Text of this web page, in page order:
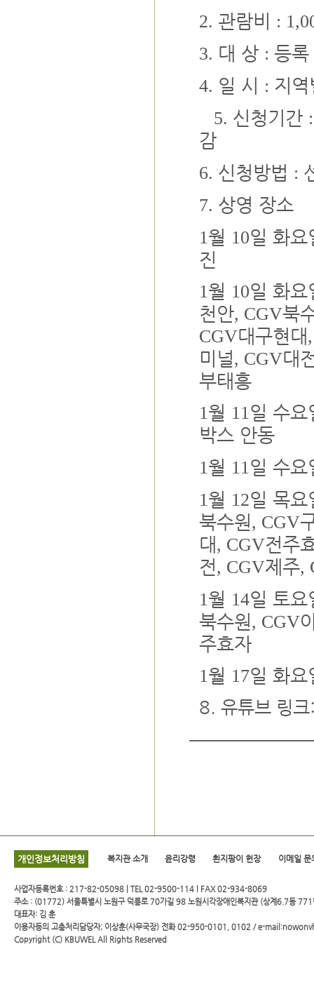
2. 관람비
:
3. 대 상 :등
4. 일 시 : 지
5. 신청기간
감
6. 신청방법 :
7. 상영 장소
1월 10일 화
진
1월 10일 화
천안, CGV북
CGV대구현대
미널, CGV대
부태흥
1월 11일 수
박스 안동
1월 11일 수
1월 12일 목
북수원 , CGV
대, CGV전주
전, CGV제주,
1월 14일 토
북수원, CGV
주효자
1월 17일 화
8. 유튜브 링
개인정보처리방침 복지관 소개 윤리강령 흰지팡이 헌장 이메일 문
사업자등록번호 : 217-82-05098 | TEL 02-9500-114 l FAX 02-934-8069
주소 : (01772) 서울특별시 노원구 덕릉로 70가길 98 노원시각장애인복지관 (상계6.7동 771
대표자: 김 훈
이용자등의 고충처리담당자; 이상훈(사무국장) 전화 02-950-0101, 0102 / e-
Copyright (C) KBUWELAll Rights Reserved